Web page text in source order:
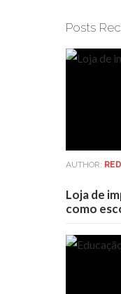
Posts
AUTHOR:
Loja de
como